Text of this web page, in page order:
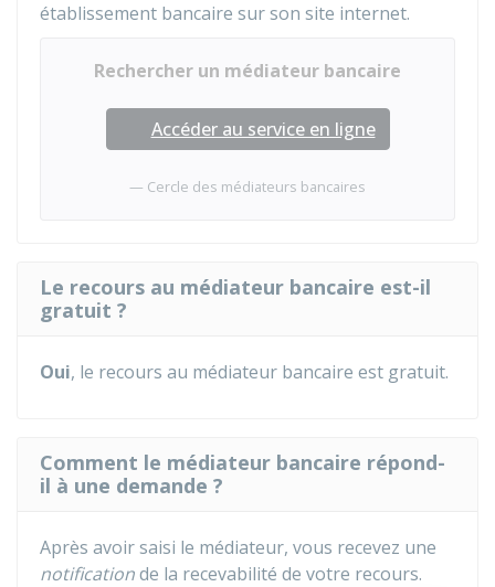
établissement bancaire sur son site internet.
Rechercher un médiateur bancaire
Accéder au service en ligne
Cercle des médiateurs bancaires
Le recours au médiateur bancaire est-il
gratuit ?
Oui, le recours au médiateur bancaire est gratuit.
Comment le médiateur bancaire répond-
il à une demande ?
Après avoir saisi le médiateur, vous recevez une
notificationde la recevabilité de votre recours.